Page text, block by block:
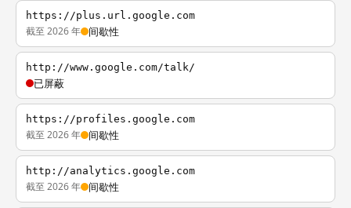
https://plus.url.google.com
截至 2026 年 间歇性
http://www.google.com/talk/
已屏蔽
https://profiles.google.com
截至 2026 年 间歇性
http://analytics.google.com
截至 2026 年 间歇性